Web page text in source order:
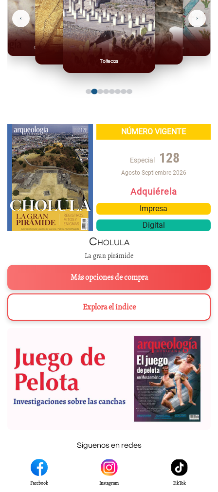
Toltecas
Mexicas
Olmecas
‹ ›
NÚMERO VIGENTE
Especial 128
Agosto-Septiembre 2026
Adquiérela
Impresa
Digital
Cholula
La gran pirámide
Más opciones de compra
Explora el índice
Síguenos en redes
Facebook Instagram TikTok